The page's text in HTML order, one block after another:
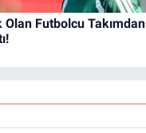
Olan Futbolcu Takımdan